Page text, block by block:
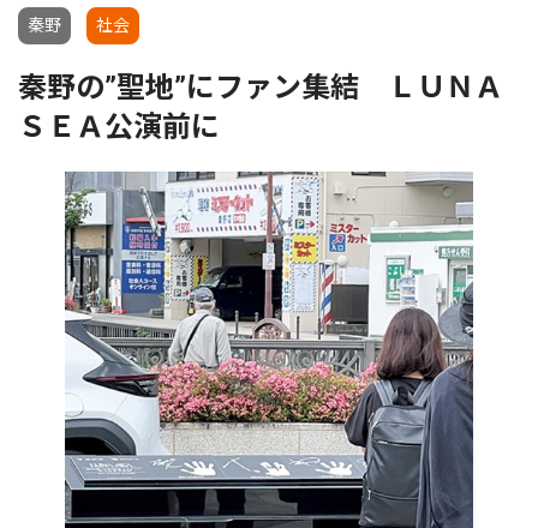
秦野 社会
秦野の”聖地”にファン集結 ＬＵＮＡ
ＳＥＡ公演前に